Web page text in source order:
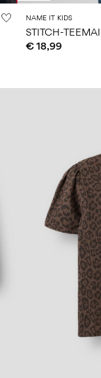
NAME IT KIDS
€ 18,99